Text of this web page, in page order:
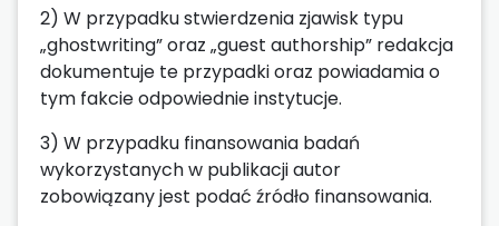
2) W przypadku stwierdzenia zjawisk typu
„ghostwriting” oraz „guest authorship” redakcja
dokumentuje te przypadki oraz powiadamia o
tym fakcie odpowiednie instytucje.
3) W przypadku finansowania badań
wykorzystanych w publikacji autor
zobowiązany jest podać źródło finansowania.